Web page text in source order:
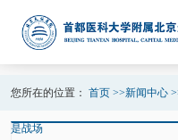
您所在的位置： 首页>>新闻中心
是战场